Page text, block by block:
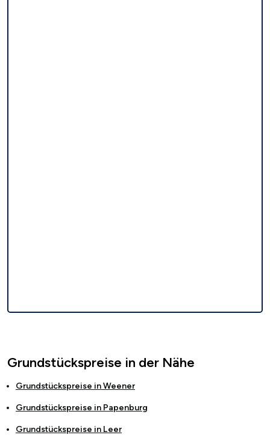
Grundstückspreise in der Nähe
Grundstückspreise inWeener
Grundstückspreise in Papenburg
Grundstückspreise in Leer